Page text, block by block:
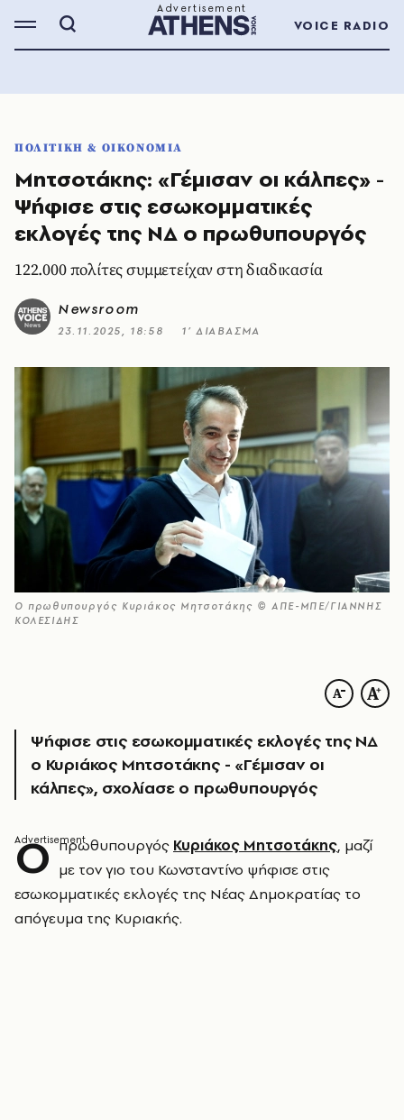
VOICE RADIO
ΠΟΛΙΤΙΚΗ & ΟΙΚΟΝΟΜΙΑ
Μητσοτάκης: «Γέμισαν οι κάλπες» -
Ψήφισε στις εσωκομματικές
εκλογές της ΝΔ ο πρωθυπουργός
122.000 πολίτες συμμετείχαν στη διαδικασία
Newsroom
23.11.2025, 18:58 1’ ΔΙΑΒΑΣΜΑ
Ο πρωθυπουργός Κυριάκος Μητσοτάκης © ΑΠΕ-ΜΠΕ/ΓΙΑΝΝΗΣ
ΚΟΛΕΣΙΔΗΣ
Ψήφισε στις εσωκομματικές εκλογές της ΝΔ
ο Κυριάκος Μητσοτάκης - «Γέμισαν οι
κάλπες», σχολίασε ο πρωθυπουργός
Ο πρωθυπουργός Κυριάκος Μητσοτάκης, μαζί
με τον γιο του Κωνσταντίνο ψήφισε στις
εσωκομματικές εκλογές της Νέας Δημοκρατίας το
απόγευμα της Κυριακής.